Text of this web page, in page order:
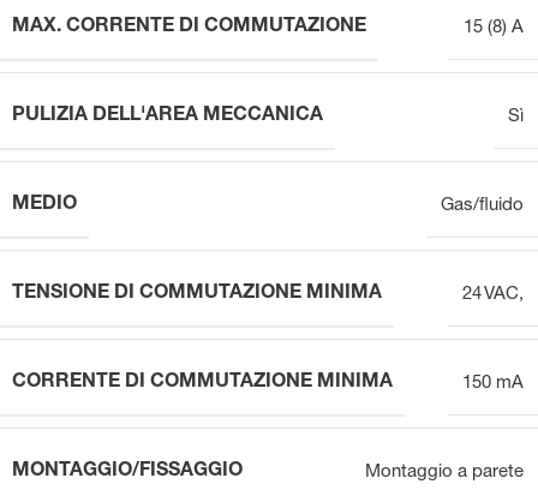
MAX. CORRENTE DI COMMUTAZIONE 15 (8) A
PULIZIA DELL'AREA MECCANICA Sì
MEDIO Gas/fluido
TENSIONE DI COMMUTAZIONE MINIMA 24 VAC,
CORRENTE DI COMMUTAZIONE MINIMA 150 mA
MONTAGGIO/FISSAGGIO Montaggio a parete